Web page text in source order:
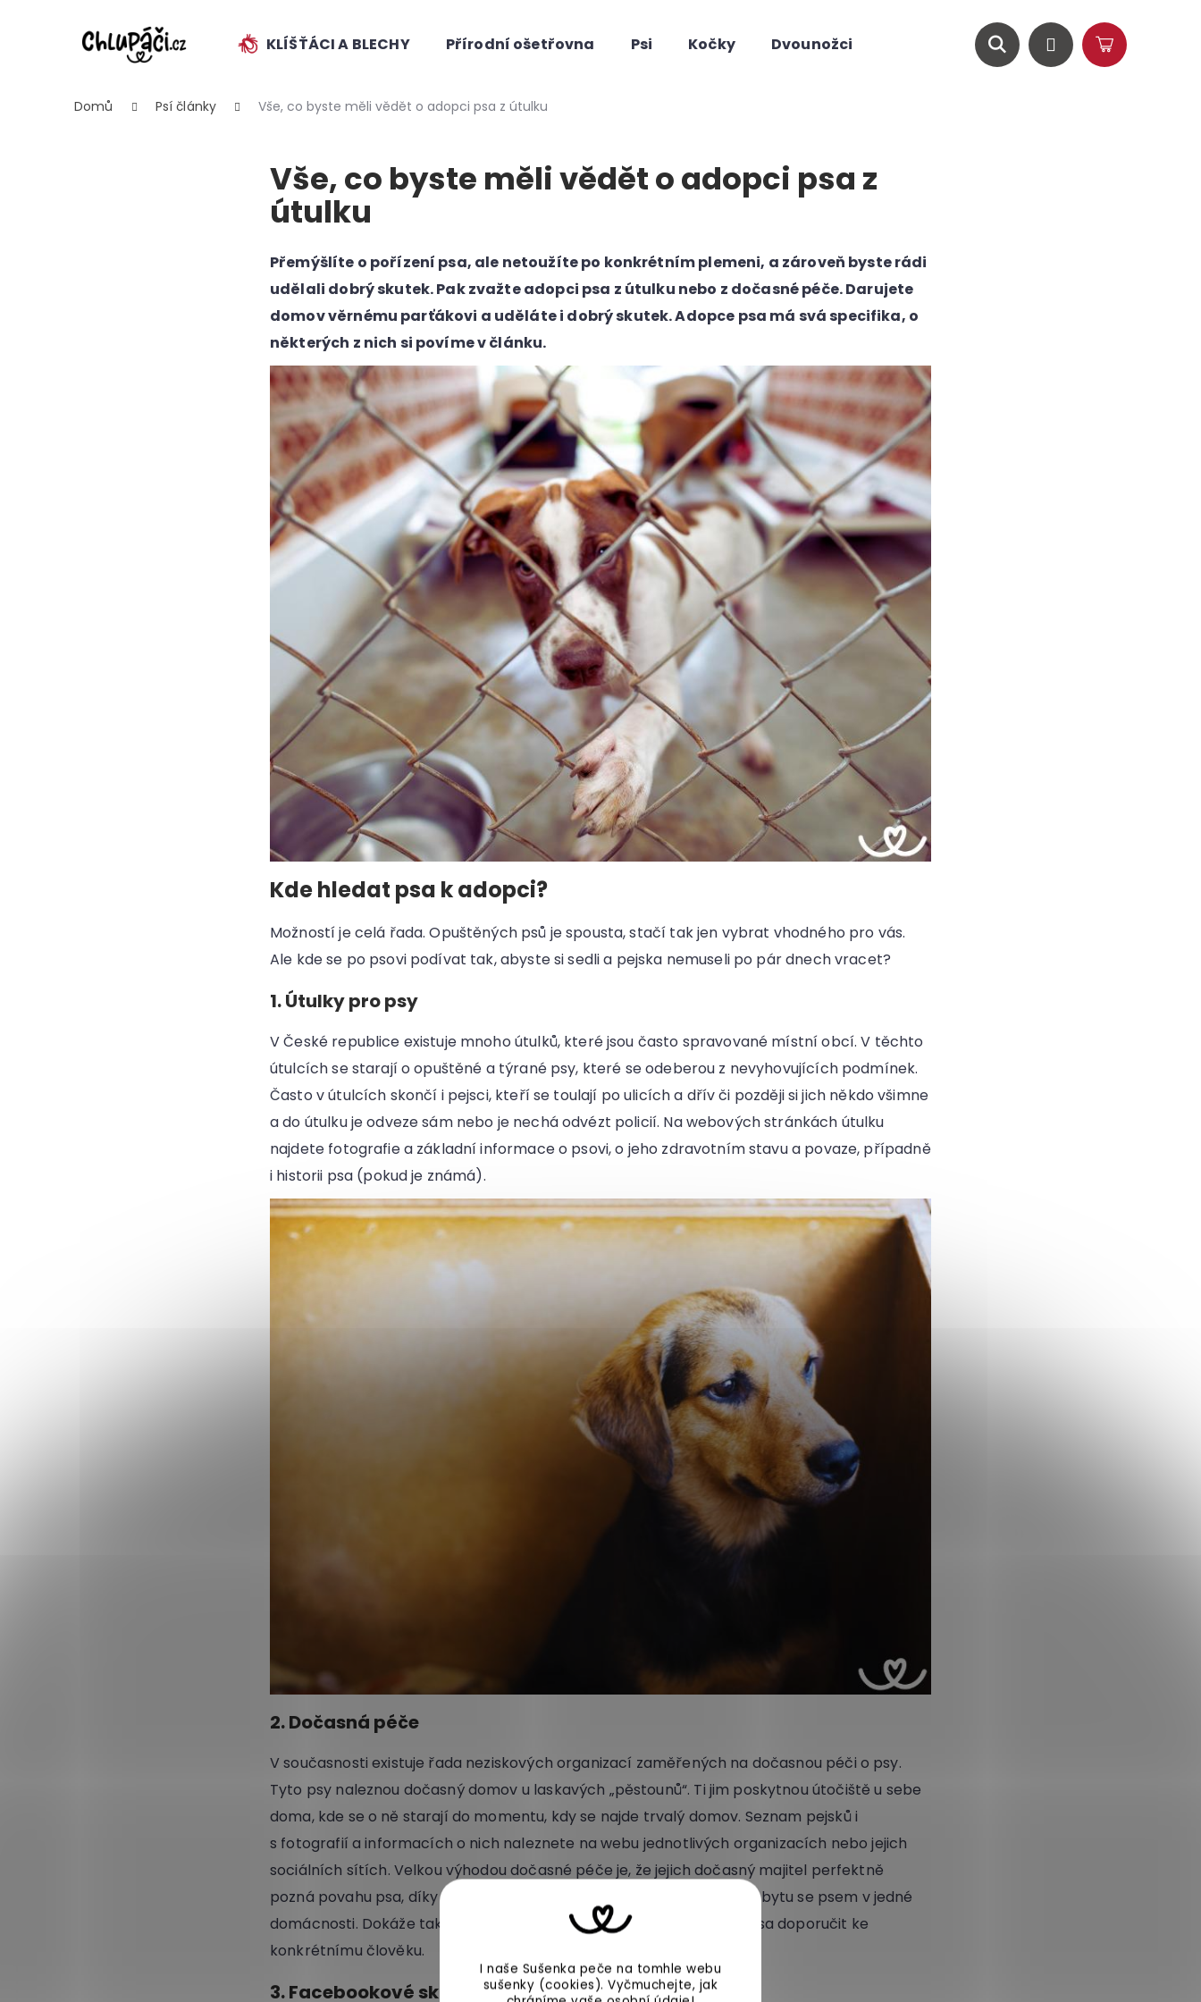
I naše Sušenka peče na tomhle webu
sušenky (cookies).Vyčmuchejte, jak
KLÍŠŤÁCI A BLECHY Přírodní ošetřovna Psi Kočky Dvounožci Magazín
HledatPřihlášeníNákupní
Domů Psí články Vše, co byste měli vědět o adopci psa z útulku
Vše, co byste měli vědět o adopci psa z
útulku
Přemýšlíte o pořízení psa, ale netoužíte po konkrétním plemeni, a zároveň byste rádi
udělali dobrý skutek. Pak zvažte adopci psa z útulku nebo z dočasné péče. Darujete
domov věrnému parťákovi a uděláte i dobrý skutek. Adopce psa má svá specifika, o
některých z nich si povíme v článku.
Kde hledat psa k adopci?
Možností je celá řada. Opuštěných psů je spousta, stačí tak jen vybrat vhodného pro vás.
Ale kde se po psovi podívat tak, abyste si sedli a pejska nemuseli po pár dnech vracet?
1. Útulky pro psy
V České republice existuje mnoho útulků, které jsou často spravované místní obcí. V těchto
útulcích se starají o opuštěné a týrané psy, které se odeberou z nevyhovujících podmínek.
Často v útulcích skončí i pejsci, kteří se toulají po ulicích a dřív či později si jich někdo všimne
a do útulku je odveze sám nebo je nechá odvézt policií. Na webových stránkách útulku
najdete fotografie a základní informace o psovi, o jeho zdravotním stavu a povaze, případně
i historii psa (pokud je známá).
2. Dočasná péče
V současnosti existuje řada neziskových organizací zaměřených na dočasnou péči o psy.
Tyto psy naleznou dočasný domov u laskavých „pěstounů“. Ti jim poskytnou útočiště u sebe
doma, kde se o ně starají do momentu, kdy se najde trvalý domov. Seznam pejsků i
s fotografií a informacích o nich naleznete na webu jednotlivých organizacích nebo jejich
sociálních sítích. Velkou výhodou dočasné péče je, že jejich dočasný majitel perfektně
pozná povahu psa, díky několikatýdennímu či několikaměsíčnímu pobytu se psem v jedné
domácnosti. Dokáže tak lépe popsat chování a povahu psa a lépe psa doporučit ke
konkrétnímu člověku.
3. Facebookové skupiny
ZPĚT
OBCHODU
ZPĚT
OBCHODU
Co potřebujete najít?
Doporučujeme